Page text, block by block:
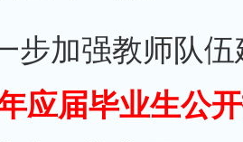
加强教师队伍
应届毕业生公